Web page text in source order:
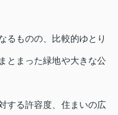
るものの、比較的ゆとり
とまった緑地や大きな公
する許容度、住まいの広